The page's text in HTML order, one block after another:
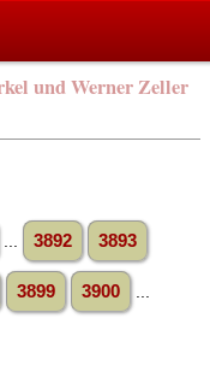
und Werner Zeller
3892 3893
3899 3900